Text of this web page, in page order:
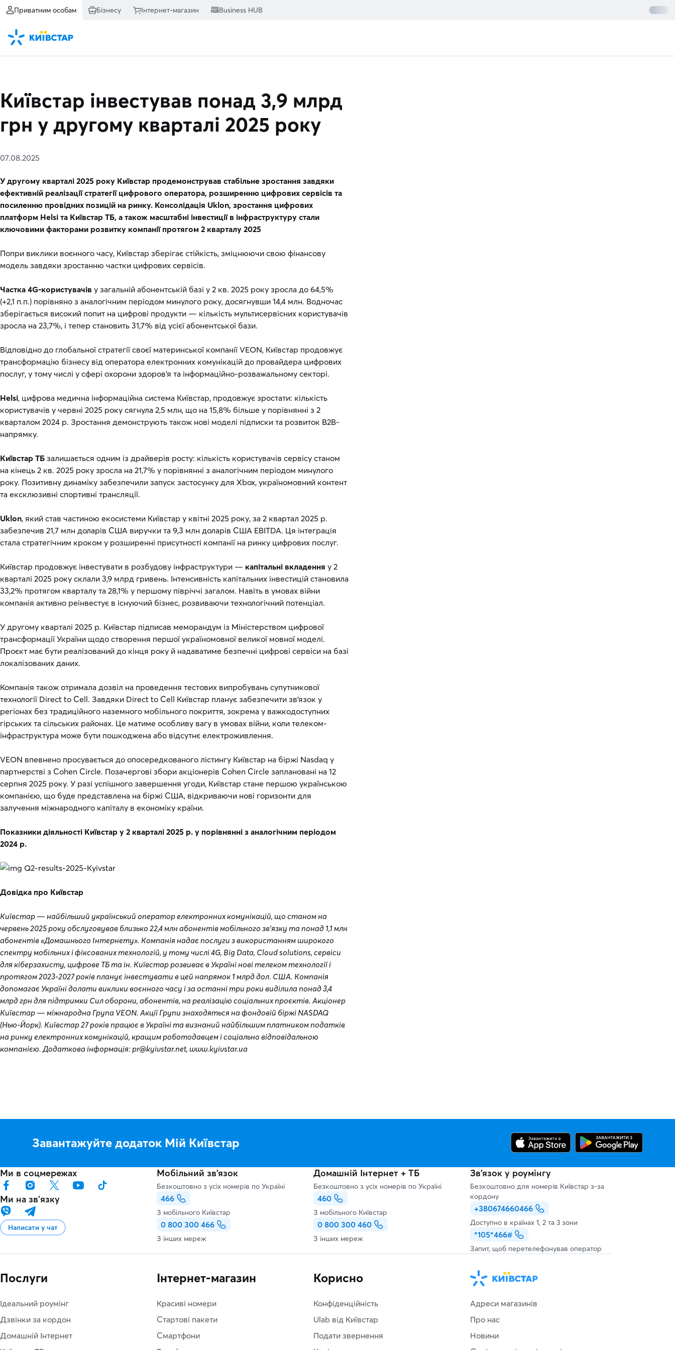
Приватним особам Бізнесу Інтернет-магазин Business HUB
Київстар інвестував понад 3,9 млрд
грн у другому кварталі 2025 року
07.08.2025
У другому кварталі 2025 року Київстар продемонстрував стабільне зростання завдяки
ефективній реалізації стратегії цифрового оператора, розширенню цифрових сервісів та
посиленню провідних позицій на ринку. Консолідація Uklon, зростання цифрових
платформ Helsi та Київстар ТБ, а також масштабні інвестиції в інфраструктуру стали
ключовими факторами розвитку компанії протягом 2 кварталу 2025
Попри виклики воєнного часу, Київстар зберігає стійкість, зміцнюючи свою фінансову
модель завдяки зростанню частки цифрових сервісів.
Частка 4G-користувачів у загальній абонентській базі у 2 кв. 2025 року зросла до 64,5%
(+2,1 п.п.) порівняно з аналогічним періодом минулого року, досягнувши 14,4 млн. Водночас
зберігається високий попит на цифрові продукти — кількість мультисервісних користувачів
зросла на 23,7%, і тепер становить 31,7% від усієї абонентської бази.
Відповідно до глобальної стратегії своєї материнської компанії VEON, Київстар продовжує
трансформацію бізнесу від оператора електронних комунікацій до провайдера цифрових
послуг, у тому числі у сфері охорони здоров'я та інформаційно-розважальному секторі.
Helsi, цифрова медична інформаційна система Київстар, продовжує зростати: кількість
користувачів у червні 2025 року сягнула 2,5 млн, що на 15,8% більше у порівнянні з 2
кварталом 2024 р. Зростання демонструють також нові моделі підписки та розвиток B2B-
напрямку.
Київстар ТБ залишається одним із драйверів росту: кількість користувачів сервісу станом
на кінець 2 кв. 2025 року зросла на 21,7% у порівнянні з аналогічним періодом минулого
року. Позитивну динаміку забезпечили запуск застосунку для Xbox, україномовний контент
та ексклюзивні спортивні трансляції.
Uklon, який став частиною екосистеми Київстар у квітні 2025 року, за 2 квартал 2025 р.
забезпечив 21,7 млн доларів США виручки та 9,3 млн доларів США EBITDA. Ця інтеграція
стала стратегічним кроком у розширенні присутності компанії на ринку цифрових послуг.
Київстар продовжує інвестувати в розбудову інфраструктури — капітальні вкладення у 2
кварталі 2025 року склали 3,9 млрд гривень. Інтенсивність капітальних інвестицій становила
33,2% протягом кварталу та 28,1% у першому півріччі загалом. Навіть в умовах війни
компанія активно реінвестує в існуючий бізнес, розвиваючи технологічний потенціал.
У другому кварталі 2025 р. Київстар підписав меморандум із Міністерством цифрової
трансформації України щодо створення першої україномовної великої мовної моделі.
Проєкт має бути реалізований до кінця року й надаватиме безпечні цифрові сервіси на базі
локалізованих даних.
Компанія також отримала дозвіл на проведення тестових випробувань супутникової
технології Direct to Cell. Завдяки Direct to Cell Київстар планує забезпечити зв’язок у
регіонах без традиційного наземного мобільного покриття, зокрема у важкодоступних
гірських та сільських районах. Це матиме особливу вагу в умовах війни, коли телеком-
інфраструктура може бути пошкоджена або відсутнє електроживлення.
VEON впевнено просувається до опосередкованого лістингу Київстар на біржі Nasdaq у
партнерстві з Cohen Circle. Позачергові збори акціонерів Cohen Circle заплановані на 12
серпня 2025 року. У разі успішного завершення угоди, Київстар стане першою українською
компанією, що буде представлена на біржі США, відкриваючи нові горизонти для
залучення міжнародного капіталу в економіку країни.
Показники діяльності Київстар у 2 кварталі 2025 р. у порівнянні з аналогічним періодом
2024 р.
Довідка про Київстар
Київстар — найбільший український оператор електронних комунікацій, що станом на
червень 2025 року обслуговував близько 22,4 млн абонентів мобільного зв’язку та понад 1,1 млн
абонентів «Домашнього Інтернету». Компанія надає послуги з використанням широкого
спектру мобільних і фіксованих технологій, у тому числі 4G, Big Data, Cloud solutions, сервіси
для кіберзахисту, цифрове ТБ та ін. Київстар розвиває в Україні нові телеком технології і
протягом 2023-2027 років планує інвестувати в цей напрямок 1 млрд дол. США. Компанія
допомагає Україні долати виклики воєнного часу і за останні три роки виділила понад 3,4
млрд грн для підтримки Сил оборони, абонентів, на реалізацію соціальних проєктів. Акціонер
Київстар — міжнародна Група VEON. Акції Групи знаходяться на фондовій біржі NASDAQ
(Нью-Йорк). Київстар 27 років працює в Україні та визнаний найбільшим платником податків
на ринку електронних комунікацій, кращим роботодавцем і соціально відповідальною
компанією. Додаткова інформація: pr@kyivstar.net, www.kyivstar.ua
Завантажуйте додаток Мій Київстар
Ми в соцмережах
Ми на звʼязку
Написати у чат
Мобільний зв'язок
Безкоштовно з усіх номерів по Україні
466
З мобільного Київстар
0 800 300 466
З інших мереж
Домашній Інтернет + ТБ
Безкоштовно з усіх номерів по Україні
460
З мобільного Київстар
0 800 300 460
З інших мереж
Зв’язок у роумінгу
Безкоштовно для номерів Київстар з-за
кордону
+380674660466
Доступно в країнах 1, 2 та 3 зони
*105*466#
Запит, щоб перетелефонував оператор
Послуги
Ідеальний роумінг
Дзвінки за кордон
Домашній Інтернет
Інтернет-магазин
Красиві номери
Стартові пакети
Смартфони
Корисно
Конфіденційність
Ulab від Київстар
Подати звернення
Адреси магазинів
Про нас
Новини